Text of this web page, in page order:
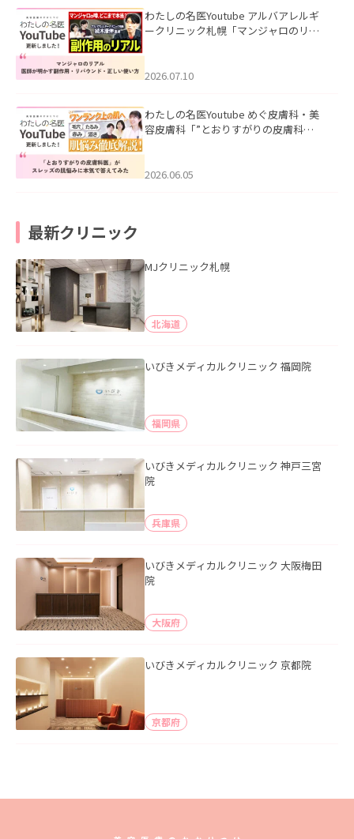
わたしの名医Youtube アルバアレルギ
ークリニック札幌「マンジャロのリア
た。
2026.07.10
わたしの名医Youtube めぐ皮膚科・美
容皮膚科「”とおりすがりの皮膚科
2026.06.05
最新クリニック
MJクリニック札幌
北海道
いびきメディカルクリニック 福岡院
福岡県
いびきメディカルクリニック 神戸三宮
院
兵庫県
いびきメディカルクリニック 大阪梅田
院
大阪府
いびきメディカルクリニック 京都院
京都府